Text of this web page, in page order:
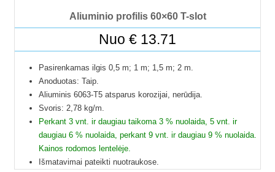
Aliuminio profilis 60×60 T-slot
Nuo € 13.71
Pasirenkamas ilgis 0,5 m; 1 m; 1,5 m; 2 m.
Anoduotas: Taip.
Aliuminis 6063-T5 atsparus korozijai, nerūdija.
Svoris: 2,78 kg/m.
Perkant 3 vnt. ir daugiau taikoma 3 % nuolaida, 5 vnt. ir
daugiau 6 % nuolaida, perkant 9 vnt. ir daugiau 9 % nuolaida.
Kainos rodomos lentelėje.
Išmatavimai pateikti nuotraukose.